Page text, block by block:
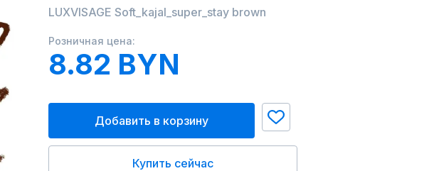
LUXVISAGE Soft_kajal_super_stay brown
Розничная цена:
8.82 BYN
Добавить в корзину
Купить сейчас